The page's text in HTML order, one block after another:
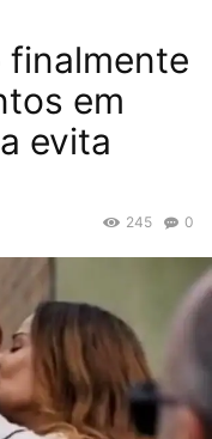
finalmente
em
evita
0
245